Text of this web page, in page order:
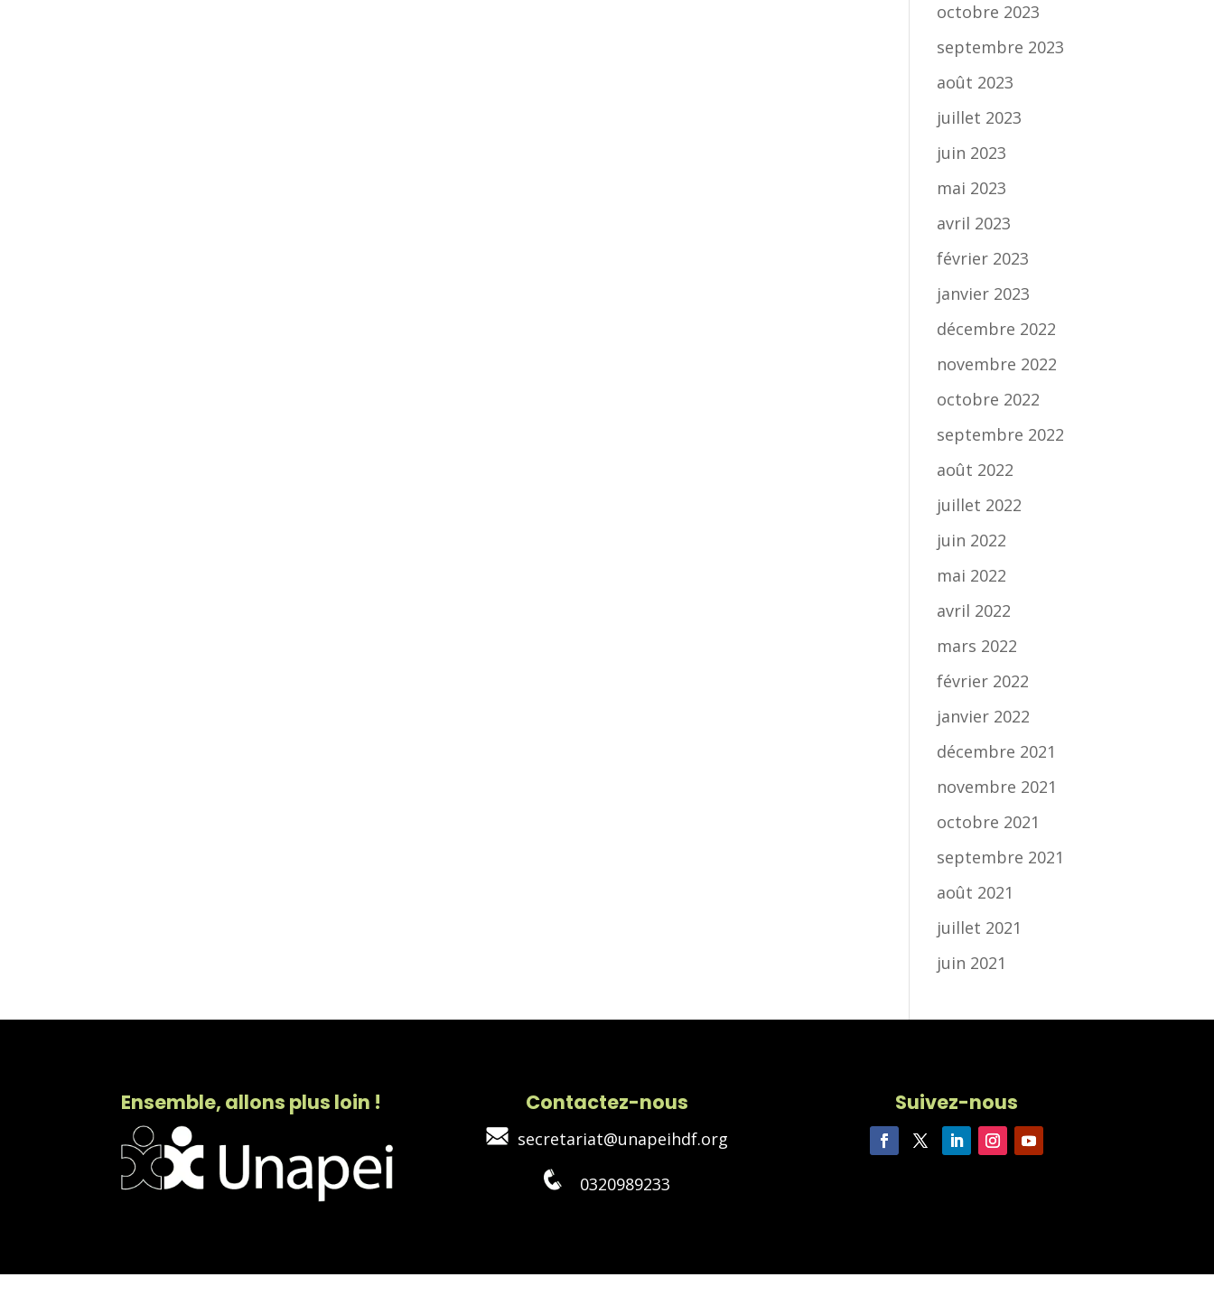
octobre 2023
septembre 2023
août 2023
juillet 2023
juin 2023
mai 2023
avril 2023
février 2023
janvier 2023
décembre 2022
novembre 2022
octobre 2022
septembre 2022
août 2022
juillet 2022
juin 2022
mai 2022
avril 2022
mars 2022
février 2022
janvier 2022
décembre 2021
novembre 2021
octobre 2021
septembre 2021
août 2021
juillet 2021
juin 2021
Ensemble, allons plus loin ! Contactez-nous
secretariat@unapeihdf.org
0320989233
Suivez-nous